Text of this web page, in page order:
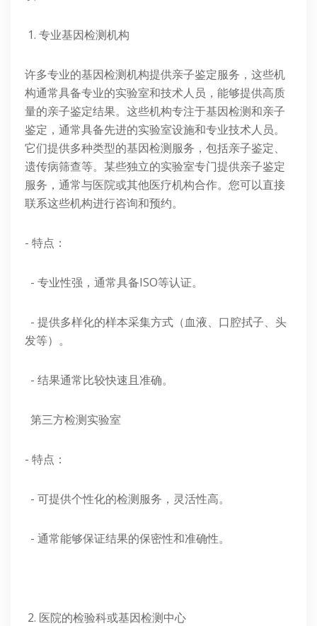
1. 专业基因检测机构
许多专业的基因检测机构提供亲子鉴定服务，这些机
构通常具备专业的实验室和技术人员，能够提供高质
量的亲子鉴定结果。这些机构专注于基因检测和亲子
鉴定，通常具备先进的实验室设施和专业技术人员。
它们提供多种类型的基因检测服务，包括亲子鉴定、
遗传病筛查等。某些独立的实验室专门提供亲子鉴定
服务，通常与医院或其他医疗机构合作。您可以直接
联系这些机构进行咨询和预约。
- 特点：
- 专业性强，通常具备ISO等认证。
- 提供多样化的样本采集方式（血液、口腔拭子、头
发等）。
- 结果通常比较快速且准确。
第三方检测实验室
- 特点：
- 可提供个性化的检测服务，灵活性高。
- 通常能够保证结果的保密性和准确性。
2. 医院的检验科或基因检测中心